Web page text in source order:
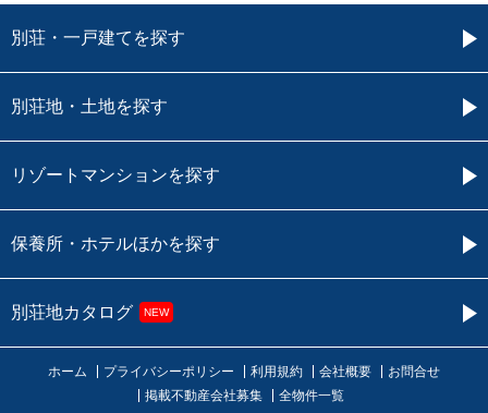
別荘・一戸建てを探す
別荘地・土地を探す
リゾートマンションを探す
保養所・ホテルほかを探す
別荘地カタログ NEW
ホーム プライバシーポリシー 利用規約 会社概要
お問合せ
掲載不動産会社募集
全物件一覧